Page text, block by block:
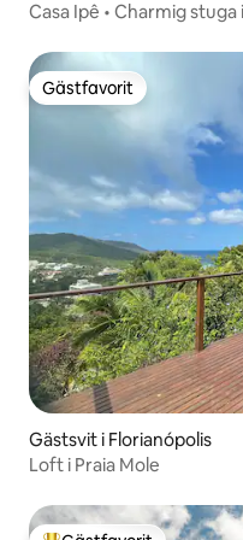
Casa Ipê • Charmig
Gästfavorit
Gästfavorit
Gästsvit i Florianópolis
Loft i Praia Mole